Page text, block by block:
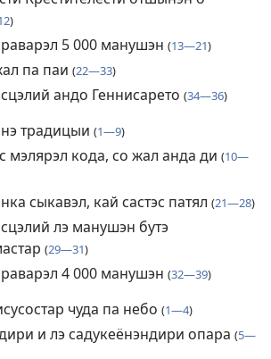
)
5 000 манушэн (13—21)
па паи (22—33)
андо Геннисарето (34—36)
традицыи (1—9)
мэлярэл кода, со жал анда ди (10—
сыкавэл, кай састэс патял (21—28)
лэ манушэн бутэ
(29—31)
4 000 манушэн (32—39)
чуда па небо (1—4)
и лэ садукеёнэндири опара (5—